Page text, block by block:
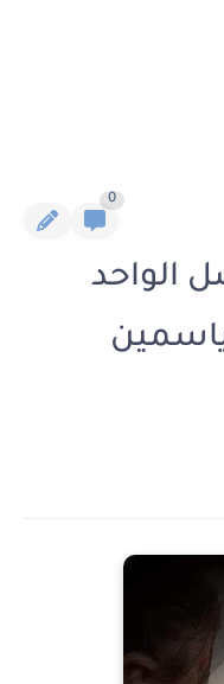
0
الواحد
بقلم ياسمين